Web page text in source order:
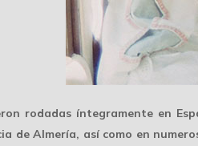
rodadas íntegramente en
de Almería, así como en